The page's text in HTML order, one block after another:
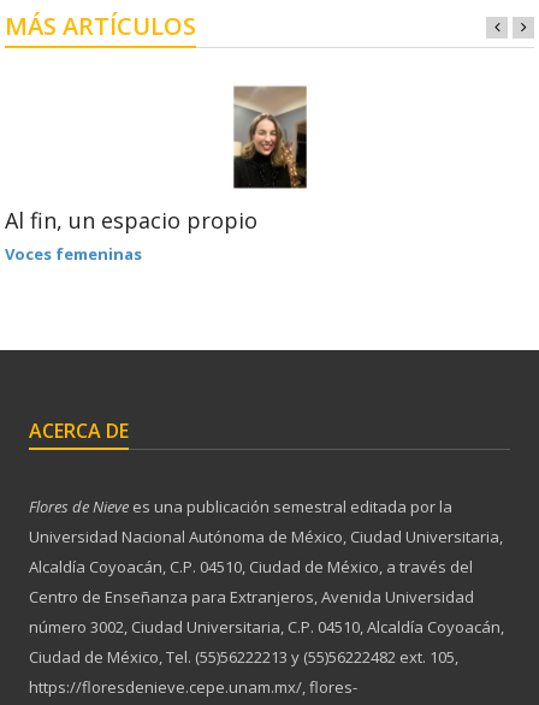
MÁS ARTÍCULOS
Al fin, un espacio propio
Voces femeninas
ACERCA DE
Flores de Nieve es una publicación semestral editada por la
Universidad Nacional Autónoma de México, Ciudad Universitaria,
Alcaldía Coyoacán, C.P. 04510, Ciudad de México, a través del
Centro de Enseñanza para Extranjeros, Avenida Universidad
número 3002, Ciudad Universitaria, C.P. 04510, Alcaldía Coyoacán,
Ciudad de México, Tel. (55)56222213 y (55)56222482 ext. 105,
https://floresdenieve.cepe.unam.mx/, flores-